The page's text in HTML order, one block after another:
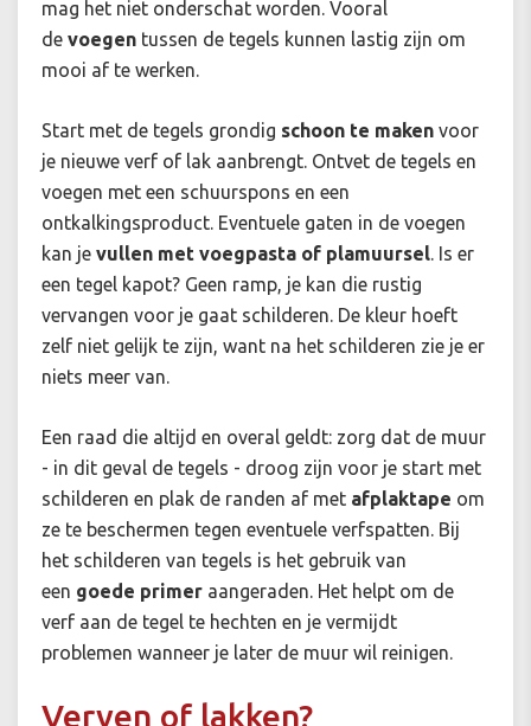
mag het niet onderschat worden. Vooral
de voegen tussen de tegels kunnen lastig zijn om
mooi af te werken.
Start met de tegels grondig schoon te maken voor
je nieuwe verf of lak aanbrengt. Ontvet de tegels en
voegen met een schuurspons en een
ontkalkingsproduct. Eventuele gaten in de voegen
kan je vullen met voegpasta of plamuursel. Is er
een tegel kapot? Geen ramp, je kan die rustig
vervangen voor je gaat schilderen. De kleur hoeft
zelf niet gelijk te zijn, want na het schilderen zie je er
niets meer van.
Een raad die altijd en overal geldt: zorg dat de muur
- in dit geval de tegels - droog zijn voor je start met
schilderen en plak de randen af met afplaktape om
ze te beschermen tegen eventuele verfspatten. Bij
het schilderen van tegels is het gebruik van
een goede primer aangeraden. Het helpt om de
verf aan de tegel te hechten en je vermijdt
problemen wanneer je later de muur wil reinigen.
Verven of lakken?